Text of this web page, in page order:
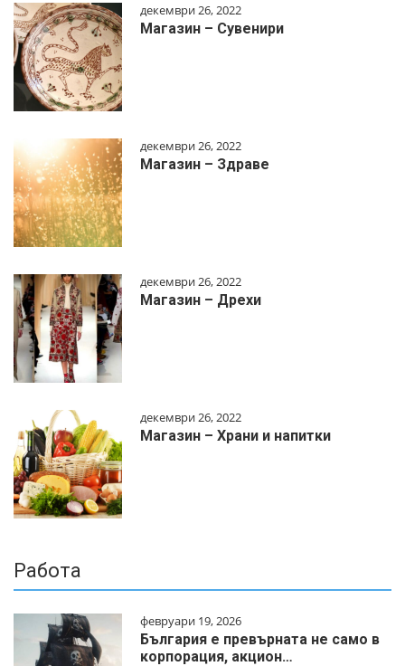
декември 26, 2022
Магазин – Сувенири
декември 26, 2022
Магазин – Здраве
декември 26, 2022
Магазин – Дрехи
декември 26, 2022
Магазин – Храни и напитки
Работа
февруари 19, 2026
България е превърната не само в
корпорация, акцион…